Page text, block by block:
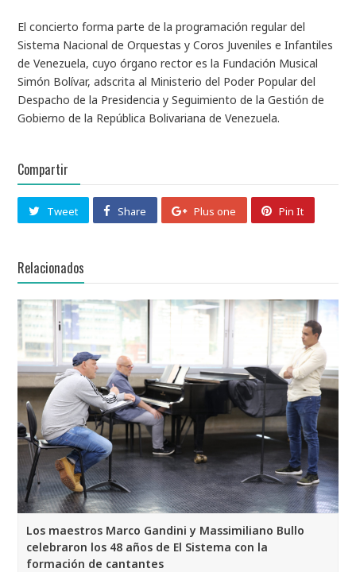
El concierto forma parte de la programación regular del
Sistema Nacional de Orquestas y Coros Juveniles e Infantiles
de Venezuela, cuyo órgano rector es la Fundación Musical
Simón Bolívar, adscrita al Ministerio del Poder Popular del
Despacho de la Presidencia y Seguimiento de la Gestión de
Gobierno de la República Bolivariana de Venezuela.
Compartir
Tweet Share Plus one Pin It
Relacionados
Los maestros Marco Gandini y Massimiliano Bullo
celebraron los 48 años de El Sistema con la
formación de cantantes